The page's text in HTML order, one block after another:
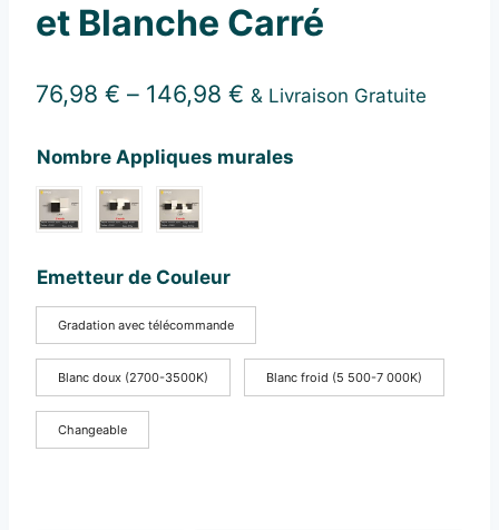
et Blanche Carré
76,98 € – 146,98 € & Livraison Gratuite
Nombre Appliques murales
Emetteur de Couleur
Gradation avec télécommande
Blanc doux (2700-3500K) Blanc froid (5 500-7 000K)
Changeable